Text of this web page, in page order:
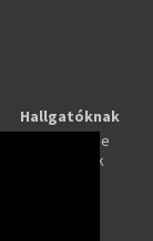
Hallgatóknak
Tanulj online
Képzések